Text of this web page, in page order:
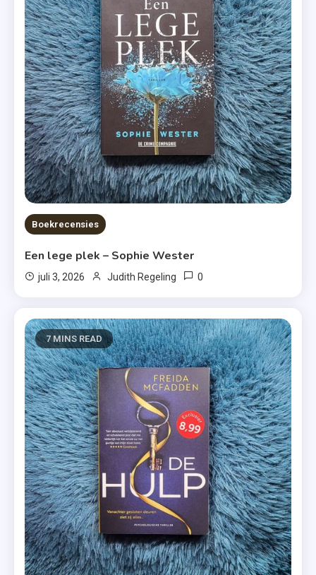
Boekrecensies
Een lege plek – Sophie Wester
juli 3, 2026 Judith Regeling 0
7 MINS READ